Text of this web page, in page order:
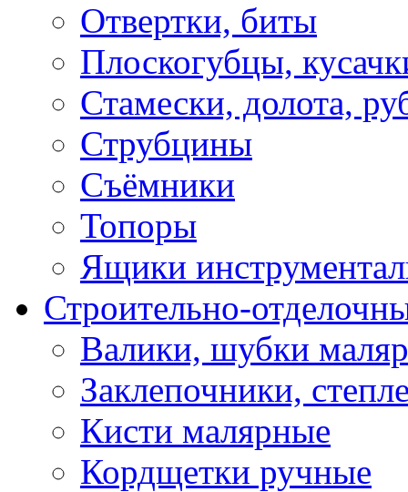
Отвертки, биты
Плоскогубцы,
Стамески, долота,
Струбцины
Съёмники
Топоры
Ящики
Строительно-
Валики, шубки
Заклепочники,
Кисти малярные
Кордщетки ручные